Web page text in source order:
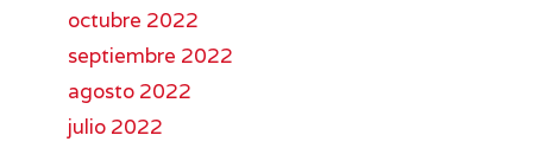
octubre 2022
septiembre 2022
agosto 2022
julio 2022